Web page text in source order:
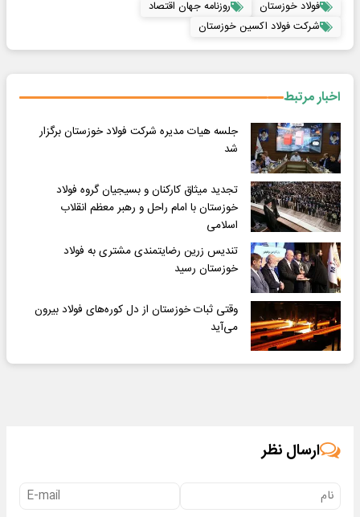
فولاد خوزستان
روزنامه جهان اقتصاد
شرکت فولاد اکسین خوزستان
اخبار مرتبط
جلسه هیات مدیره شرکت فولاد خوزستان برگزار
شد
تجدید میثاق کارکنان و بسیجیان گروه فولاد
خوزستان با امام راحل و رهبر معظم انقلاب
اسلامی
تندیس زرین رضایتمندی مشتری به فولاد
خوزستان رسید
وقتی ثبات خوزستان از دل کوره‌های فولاد بیرون
می‌آید
ارسال نظر